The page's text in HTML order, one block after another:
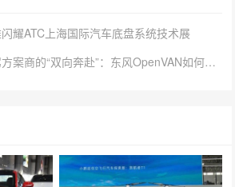
耀ATC上海国际汽车底盘系统技术展
下一篇：主机厂与智驾方案商的“双向奔赴”：东风OpenVAN如何重新定义无人货运